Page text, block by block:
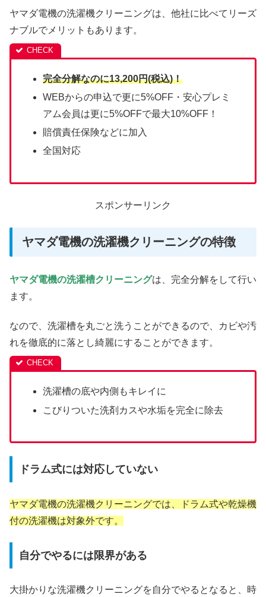
ヤマダ電機の洗濯機クリーニングは、他社に比べてリーズ
ナブルでメリットもあります。
完全分解なのに13,200円(税込)！
WEBからの申込で更に5%OFF・安心プレミ
アム会員は更に5%OFFで最大10%OFF！
賠償責任保険などに加入
全国対応
スポンサーリンク
ヤマダ電機の洗濯機クリーニングの特徴
ヤマダ電機の洗濯槽クリーニングは、完全分解をして行い
ます。
なので、洗濯槽を丸ごと洗うことができるので、カビや汚
れを徹底的に落とし綺麗にすることができます。
洗濯槽の底や内側もキレイに
こびりついた洗剤カスや水垢を完全に除去
ドラム式には対応していない
ヤマダ電機の洗濯機クリーニングでは、ドラム式や乾燥機
付の洗濯機は対象外です。
自分でやるには限界がある
大掛かりな洗濯機クリーニングを自分でやるとなると、時